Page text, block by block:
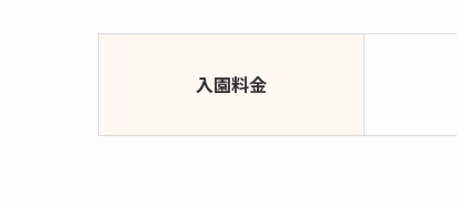
入園料金